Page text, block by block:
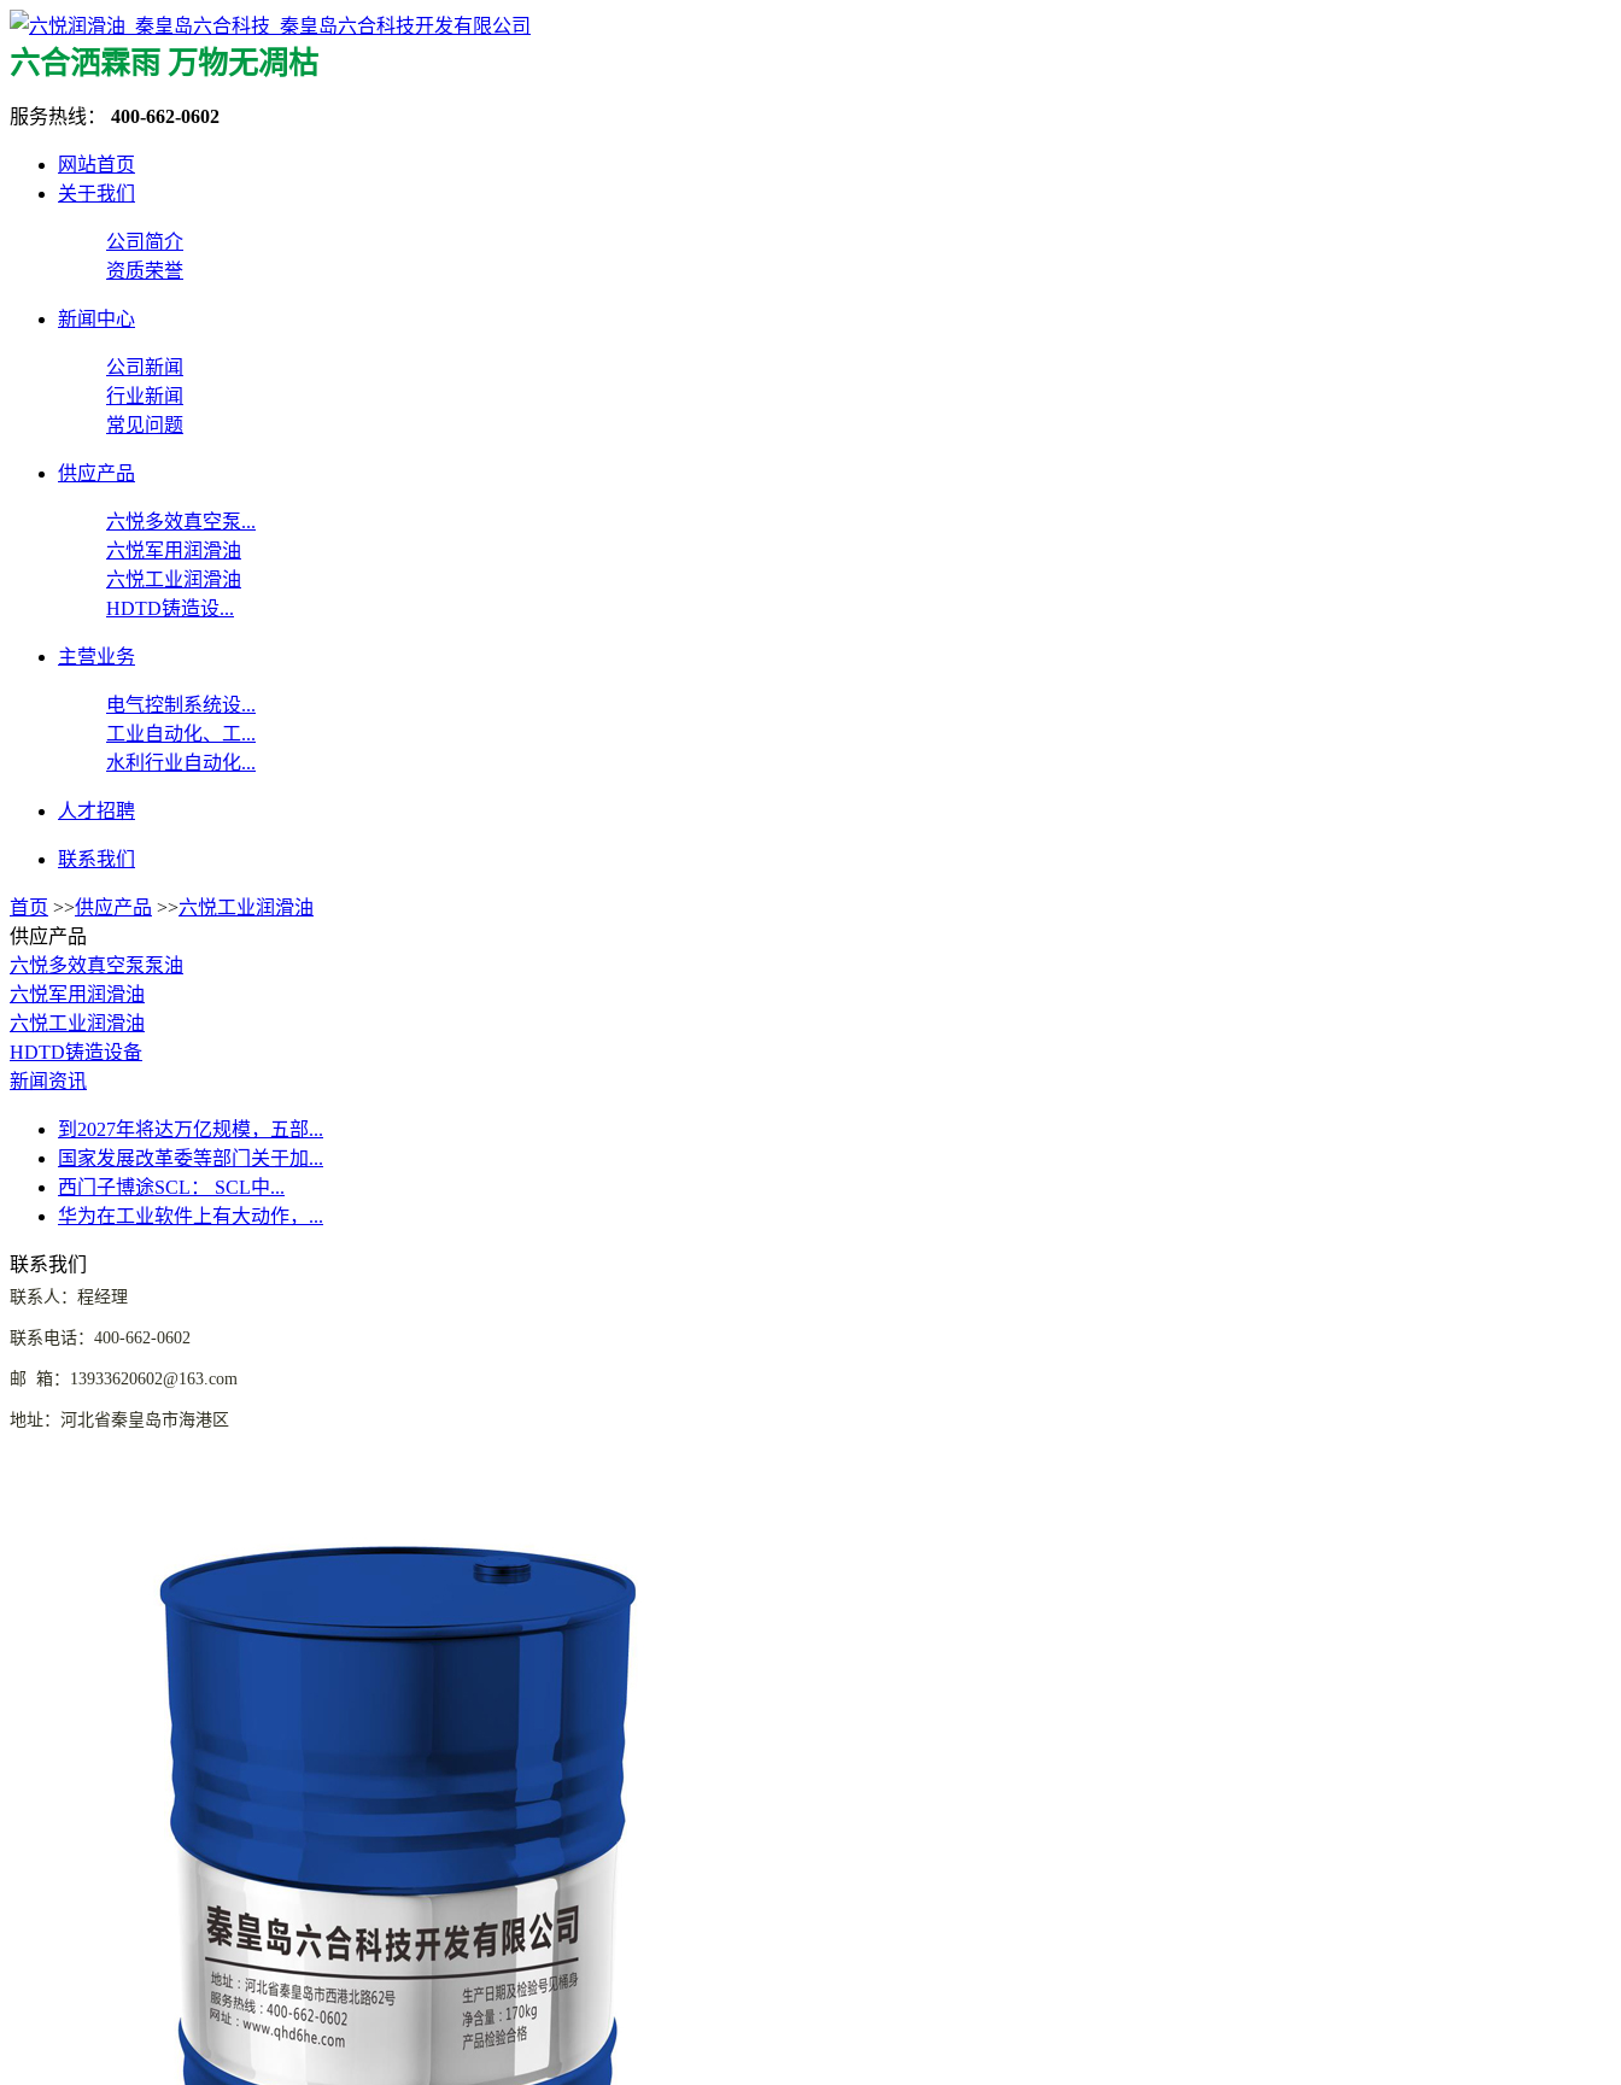
六合洒霖雨 万物无凋枯
服务热线： 400-662-0602
网站首页
关于我们
公司简介
资质荣誉
新闻中心
公司新闻
行业新闻
常见问题
供应产品
六悦多效真空泵...
六悦军用润滑油
六悦工业润滑油
HDTD铸造设...
主营业务
电气控制系统设...
工业自动化、工...
水利行业自动化...
人才招聘
联系我们
首页 >>供应产品 >>六悦工业润滑油
供应产品
六悦多效真空泵泵油
六悦军用润滑油
六悦工业润滑油
HDTD铸造设备
新闻资讯
到2027年将达万亿规模，五部...
国家发展改革委等部门关于加...
西门子博途SCL： SCL中...
华为在工业软件上有大动作，...
联系我们
联系人：程经理
联系电话：400-662-0602
邮 箱：13933620602@163.com
地址：河北省秦皇岛市海港区